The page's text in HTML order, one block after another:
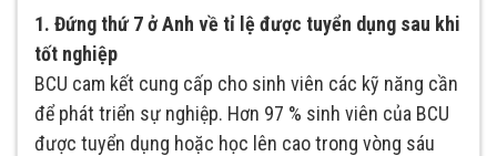
1. Đứng thứ 7 ở Anh về tỉ lệ được tuyển dụng sau khi
tốt nghiệp
BCU cam kết cung cấp cho sinh viên các kỹ năng cần
để phát triển sự nghiệp. Hơn 97 % sinh viên của BCU
được tuyển dụng hoặc học lên cao trong vòng sáu